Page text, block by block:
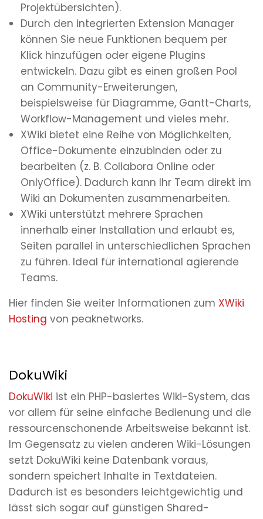
Projektübersichten).
Durch den integrierten Extension Manager
können Sie neue Funktionen bequem per
Klick hinzufügen oder eigene Plugins
entwickeln. Dazu gibt es einen großen Pool
an Community-Erweiterungen,
beispielsweise für Diagramme, Gantt-Charts,
Workflow-Management und vieles mehr.
XWiki bietet eine Reihe von Möglichkeiten,
Office-Dokumente einzubinden oder zu
bearbeiten (z. B. Collabora Online oder
OnlyOffice). Dadurch kann Ihr Team direkt im
Wiki an Dokumenten zusammenarbeiten.
XWiki unterstützt mehrere Sprachen
innerhalb einer Installation und erlaubt es,
Seiten parallel in unterschiedlichen Sprachen
zu führen. Ideal für international agierende
Teams.
Hier finden Sie weiter Informationen zum XWiki
Hosting von peaknetworks.
DokuWiki
DokuWiki ist ein PHP-basiertes Wiki-System, das
vor allem für seine einfache Bedienung und die
ressourcenschonende Arbeitsweise bekannt ist.
Im Gegensatz zu vielen anderen Wiki-Lösungen
setzt DokuWiki keine Datenbank voraus,
sondern speichert Inhalte in Textdateien.
Dadurch ist es besonders leichtgewichtig und
lässt sich sogar auf günstigen Shared-